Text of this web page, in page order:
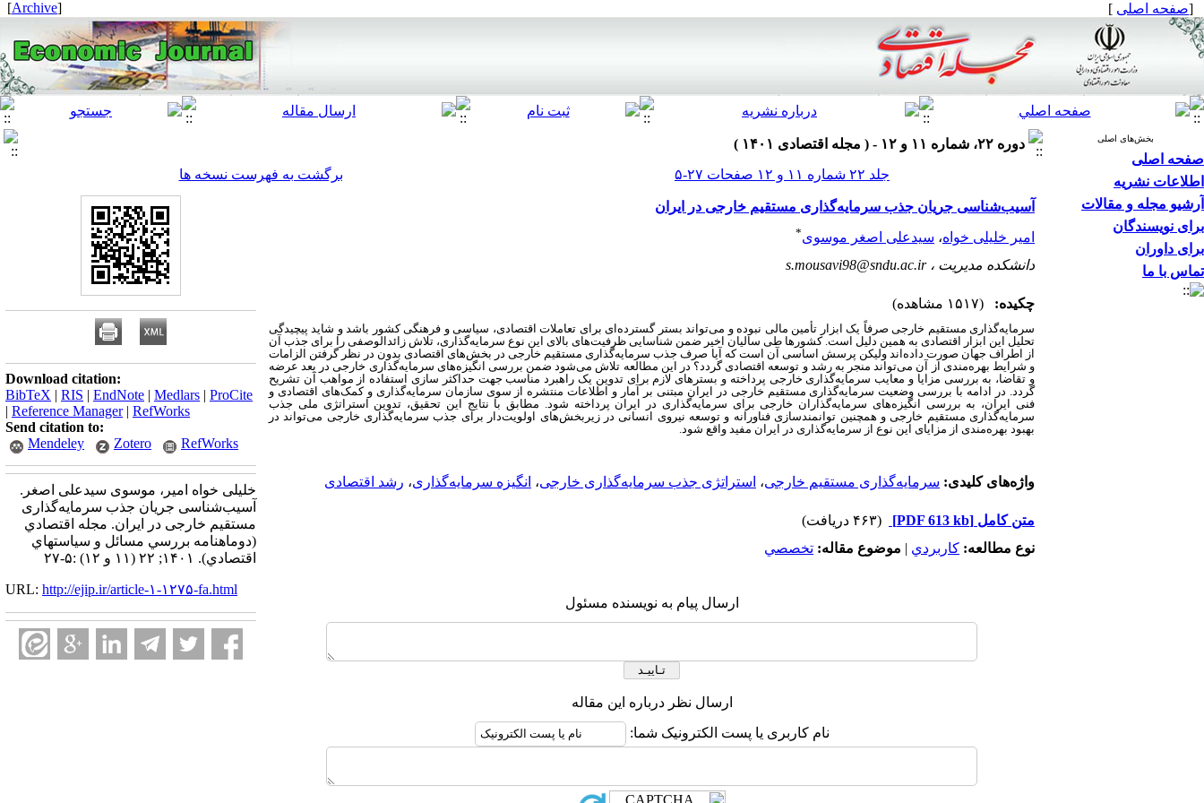
[صفحه اصلی ]
[
Archive
]
بخش‌های اصلی
صفحه اصلی
اطلاعات نشریه
آرشیو مجله و مقالات
برای نویسندگان
برای داوران
تماس با ما
دوره ۲۲، شماره ۱۱ و ۱۲ - ( مجله اقتصادی ۱۴۰۱ )
جلد ۲۲ شماره ۱۱ و ۱۲ صفحات ۲۷-۵
برگشت به فهرست نسخه ها
آسیب‌شناسی جریان جذب سرمایه‌گذاری مستقیم خارجی در ایران
امیر خلیلی خواه، سیدعلی اصغر موسوی*
دانشکده مدیریت ،s.mousavi98@sndu.ac.ir
چکیده: (۱۵۱۷ مشاهده)
سرمایه‌گذاری مستقیم خارجی صرفاً یک ابزار تأمین مالی نبوده و می‌تواند بستر گسترده‌ای برای تعاملات اقتصادی، سیاسی و فرهنگی کشور باشد و شاید پیچیدگی
تحلیل این ابزار اقتصادی به همین دلیل است. کشورها طی سالیان اخیر ضمن شناسایی ظرفیت‌های بالای این نوع سرمایه‌گذاری، تلاش زائدالوصفی را برای جذب آن
از اطراف جهان صورت داده‌اند ولیکن پرسش اساسی آن است که آیا صرف جذب سرمایه‌گذاری مستقیم خارجی در بخش‌های اقتصادی بدون در نظر گرفتن الزامات
و شرایط بهره‌مندی از آن می‌تواند منجر به رشد و توسعه اقتصادی گردد؟ در این مطالعه تلاش می‌شود ضمن بررسی انگیزه‌های سرمایه‌گذاری خارجی در بعد عرضه
و تقاضا، به بررسی مزایا و معایب سرمایه‌گذاری خارجی پرداخته و بسترهای لازم برای تدوین یک راهبرد مناسب جهت حداکثر سازی استفاده از مواهب آن تشریح
گردد. در ادامه با بررسی وضعیت سرمایه‌گذاری مستقیم خارجی در ایران مبتنی بر آمار و اطلاعات منتشره از سوی سازمان سرمایه‌گذاری و کمک‌های اقتصادی و
فنی ایران، به بررسی انگیزه‌های سرمایه‌گذاران خارجی برای سرمایه‌گذاری در ایران پرداخته شود. مطابق با نتایج این تحقیق، تدوین استراتژی ملی جذب
سرمایه‌گذاری مستقیم خارجی و همچنین توانمندسازی فناورانه و توسعه نیروی انسانی در زیربخش‌های اولویت‌دار برای جذب سرمایه‌گذاری خارجی می‌تواند در
بهبود بهره‌مندی از مزایای این نوع از سرمایه‌گذاری در ایران مفید واقع شود.
واژه‌های کلیدی: سرمایه‌گذاری مستقیم خارجی، استراتژی جذب سرمایه‌گذاری خارجی، انگیزه سرمایه‌گذاری، رشد اقتصادی
متن کامل [PDF 613 kb]
(۴۶۳ دریافت)
نوع مطالعه: كاربردي | موضوع مقاله: تخصصي
ارسال پیام به نویسنده مسئول
ارسال نظر درباره این مقاله
نام کاربری یا پست الکترونیک شما:
Download citation:
BibTeX | RIS | EndNote | Medlars | ProCite
| Reference Manager| RefWorks
Send citation to:
Mendeley
Zotero RefWorks
خلیلی خواه امیر، موسوی سیدعلی اصغر.
آسیب‌شناسی جریان جذب سرمایه‌گذاری
مستقیم خارجی در ایران. مجله اقتصادي
(دوماهنامه بررسي مسائل و سياستهاي
اقتصادي). ۱۴۰۱; ۲۲ (۱۱ و ۱۲) :۵-۲۷
URL: http://ejip.ir/article-۱-۱۲۷۵-fa.html